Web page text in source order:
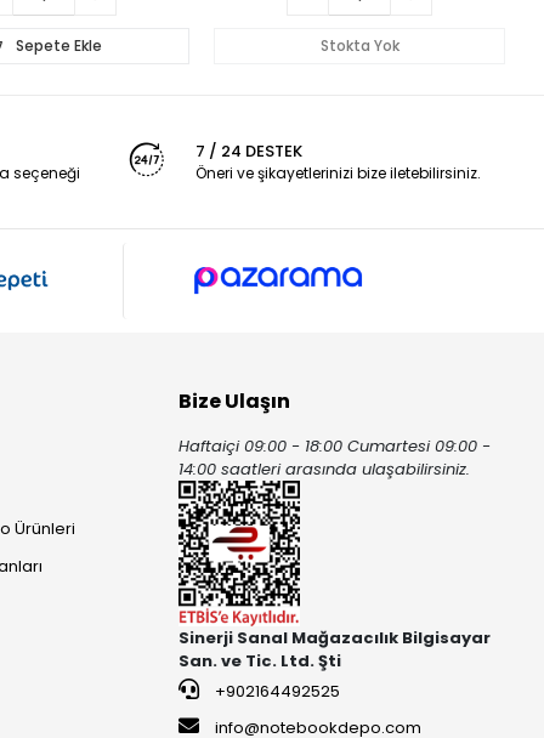
Sepete Ekle Stokta Yok
seçeneği
7 / 24 DESTEK
Öneri ve şikayetlerinizi bize iletebilirsiniz.
Ürünleri
Bize Ulaşın
Haftaiçi 09:00 - 18:00 Cumartesi 09:00 -
14:00 saatleri arasında ulaşabilirsiniz.
Sinerji Sanal Mağazacılık Bilgisayar
San. ve Tic. Ltd. Şti
+902164492525
info@notebookdepo.com